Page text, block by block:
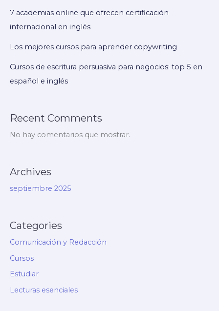
7 academias online que ofrecen certificación
internacional en inglés
Los mejores cursos para aprender copywriting
Cursos de escritura persuasiva para negocios: top 5 en
español e inglés
Recent Comments
No hay comentarios que mostrar.
Archives
septiembre 2025
Categories
Comunicación y Redacción
Cursos
Estudiar
Lecturas esenciales